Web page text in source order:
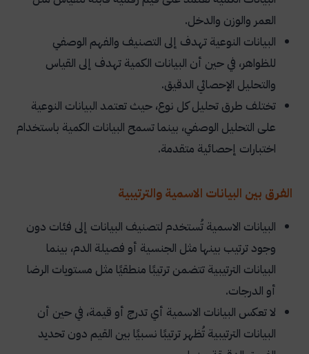
العمر والوزن والدخل.
البيانات النوعية تهدف إلى التصنيف والفهم الوصفي
للظواهر، في حين أن البيانات الكمية تهدف إلى القياس
والتحليل الإحصائي الدقيق.
تختلف طرق تحليل كل نوع، حيث تعتمد البيانات النوعية
على التحليل الوصفي، بينما تسمح البيانات الكمية باستخدام
اختبارات إحصائية متقدمة.
الفرق بين البيانات الاسمية والترتيبية
البيانات الاسمية تُستخدم لتصنيف البيانات إلى فئات دون
وجود ترتيب بينها مثل الجنسية أو فصيلة الدم، بينما
البيانات الترتيبية تتضمن ترتيبًا منطقيًا مثل مستويات الرضا
أو الدرجات.
لا تعكس البيانات الاسمية أي تدرج أو قيمة، في حين أن
البيانات الترتيبية تُظهر ترتيبًا نسبيًا بين القيم دون تحديد